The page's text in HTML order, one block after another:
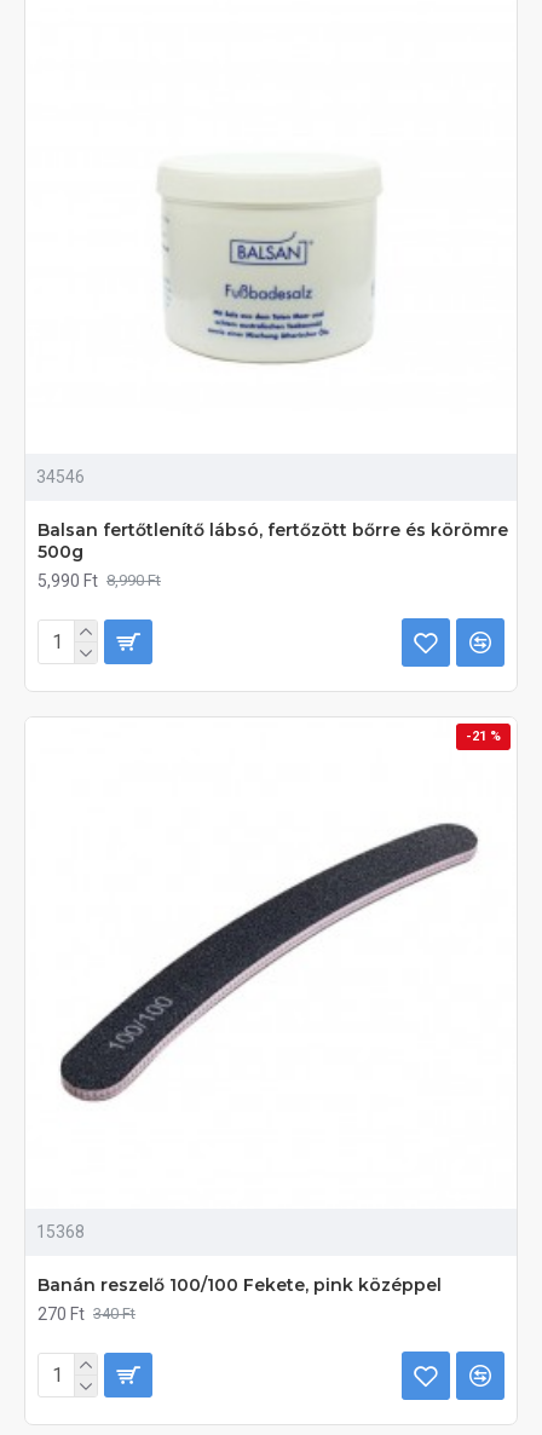
34546
Balsan fertőtlenítő lábsó, fertőzött bőrre és körömre
500g
5,990 Ft 8,990 Ft
-21 %
15368
Banán reszelő 100/100 Fekete, pink középpel
270 Ft 340 Ft